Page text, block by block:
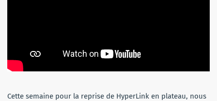
Cette semaine pour la reprise de HyperLink en plateau, nous